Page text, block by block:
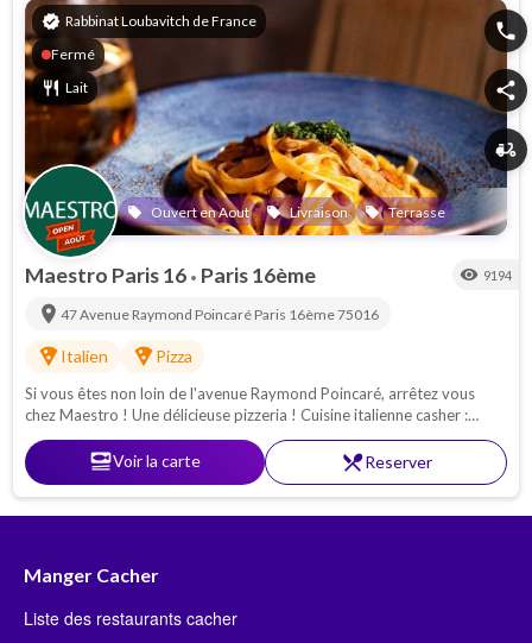
verified Rabbinat Loubavitch de France
Fermé
restaurant Lait
local_offer Ouvert en Aout local_offer Livraison local_offer Terrasse
phone
share
delivery_dining
Maestro Paris 16 • Paris 16ème visibility 9194
location_on 47 Avenue Raymond Poincaré Paris 16ème75016
local_pizzaItalien local_pizzaPizza
Si vous êtes non loin de l'avenue Raymond Poincaré, arrêtez vous
chez Maestro ! Une délicieuse pizzeria ! Cuisine italienne casher :
Pâtes - pizzas - antipasti. Proche de la Porte Maillot
set_mealVoir la carte restaurant_menuReserver
Manger Cacher
Liste des restaurants cacher